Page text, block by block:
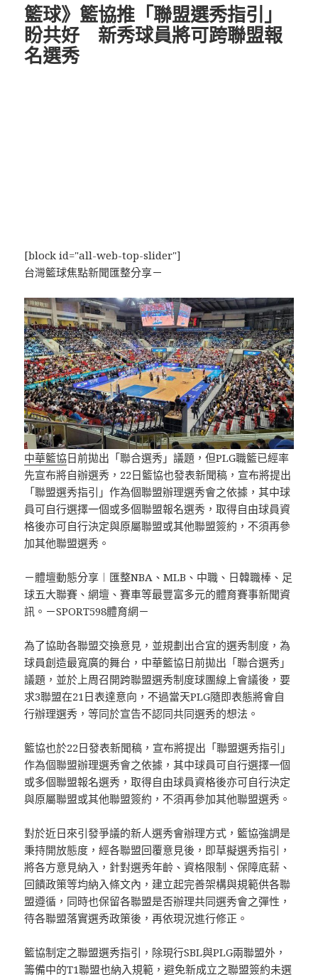
籃球》籃協推「聯盟選秀指引」
盼共好 新秀球員將可跨聯盟報
名選秀
[block id="all-web-top-slider"]
台灣籃球焦點新聞匯整分享－
中華籃協日前拋出「聯合選秀」議題，但PLG職籃已經率
先宣布將自辦選秀，22日籃協也發表新聞稿，宣布將提出
「聯盟選秀指引」作為個聯盟辦理選秀會之依據，其中球
員可自行選擇一個或多個聯盟報名選秀，取得自由球員資
格後亦可自行決定與原屬聯盟或其他聯盟簽約，不須再參
加其他聯盟選秀。
－體壇動態分享︱匯整NBA、MLB、中職、日韓職棒、足
球五大聯賽、網壇、賽車等最豐富多元的體育賽事新聞資
訊。－SPORT598體育網－
為了協助各聯盟交換意見，並規劃出合宜的選秀制度，為
球員創造最寬廣的舞台，中華籃協日前拋出「聯合選秀」
議題，並於上周召開跨聯盟選秀制度球團線上會議後，要
求3聯盟在21日表達意向，不過當天PLG隨即表態將會自
行辦理選秀，等同於宣告不認同共同選秀的想法。
籃協也於22日發表新聞稿，宣布將提出「聯盟選秀指引」
作為個聯盟辦理選秀會之依據，其中球員可自行選擇一個
或多個聯盟報名選秀，取得自由球員資格後亦可自行決定
與原屬聯盟或其他聯盟簽約，不須再參加其他聯盟選秀。
對於近日來引發爭議的新人選秀會辦理方式，籃協強調是
秉持開放態度，經各聯盟回覆意見後，即草擬選秀指引，
將各方意見納入，針對選秀年齡、資格限制、保障底薪、
回饋政策等均納入條文內，建立起完善架構與規範供各聯
盟遵循，同時也保留各聯盟是否辦理共同選秀會之彈性，
待各聯盟落實選秀政策後，再依現況進行修正。
籃協制定之聯盟選秀指引，除現行SBL與PLG兩聯盟外，
籌備中的T1聯盟也納入規範，避免新成立之聯盟簽約未選